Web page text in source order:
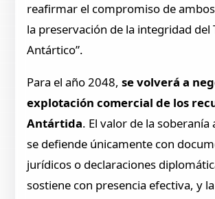
reafirmar el compromiso de
la preservación de la integridad del
Antártico”.
Para el año 2048,se volverá a
explotación comercial de los
Antártida. El valor de la
se defiende únicamente con
jurídicos o declaraciones
sostiene con presencia efectiva, y